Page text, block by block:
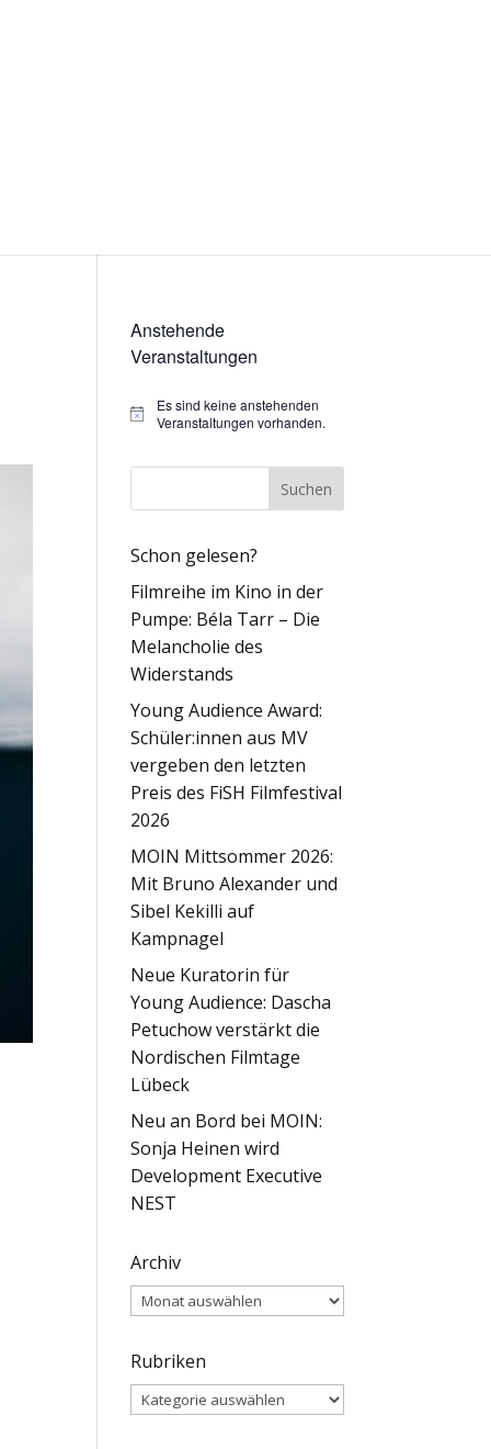
Anstehende
Veranstaltungen
Hinweis
Es sind keine anstehenden
Veranstaltungen vorhanden.
Schon gelesen?
Filmreihe im Kino in der
Pumpe: Béla Tarr – Die
Melancholie des
Widerstands
Young Audience Award:
Schüler:innen aus MV
vergeben den letzten
Preis des FiSH Filmfestival
2026
MOIN Mittsommer 2026:
Mit Bruno Alexander und
Sibel Kekilli auf
Kampnagel
Neue Kuratorin für
Young Audience: Dascha
Petuchow verstärkt die
Nordischen Filmtage
Lübeck
Neu an Bord bei MOIN:
Sonja Heinen wird
Development Executive
NEST
Archiv
Archiv
Rubriken
Rubriken